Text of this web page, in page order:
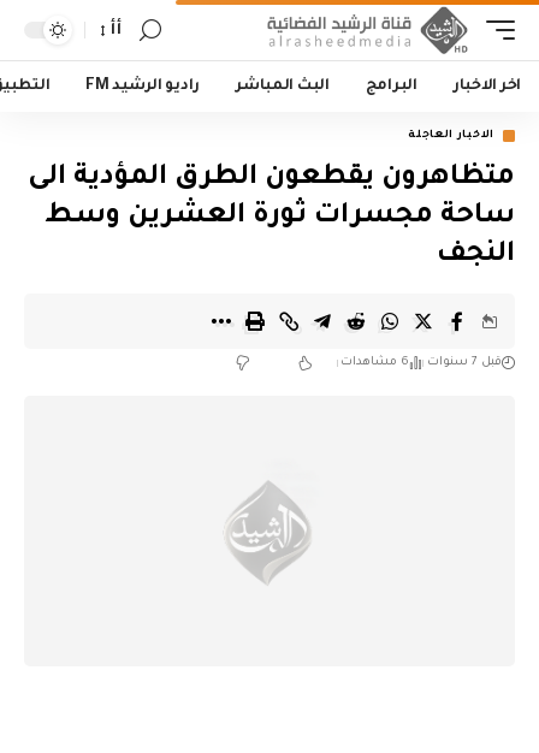
أأ
اخر الاخبار البرامج البث المباشر راديو الرشيد FM
الاخبار العاجلة
متظاهرون يقطعون الطرق المؤدية الى
ساحة مجسرات ثورة العشرين وسط
النجف
قبل 7 سنوات 6 مشاهدات